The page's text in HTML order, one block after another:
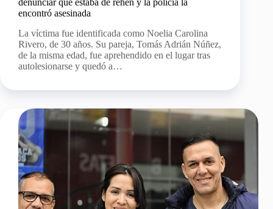
denunciar que estaba de rehén y la policía la
encontró asesinada
La víctima fue identificada como Noelia Carolina
Rivero, de 30 años. Su pareja, Tomás Adrián Núñez,
de la misma edad, fue aprehendido en el lugar tras
autolesionarse y quedó a…